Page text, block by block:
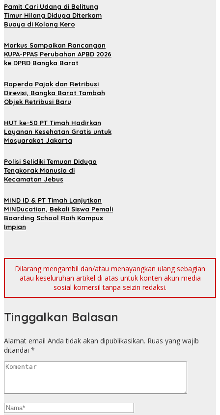
Pamit Cari Udang di Belitung
Timur Hilang Diduga Diterkam
Buaya di Kolong Kero
Markus Sampaikan Rancangan
KUPA-PPAS Perubahan APBD 2026
ke DPRD Bangka Barat
Raperda Pajak dan Retribusi
Direvisi, Bangka Barat Tambah
Objek Retribusi Baru
HUT ke-50 PT Timah Hadirkan
Layanan Kesehatan Gratis untuk
Masyarakat Jakarta
Polisi Selidiki Temuan Diduga
Tengkorak Manusia di
Kecamatan Jebus
MIND ID & PT Timah Lanjutkan
MINDucation, Bekali Siswa Pemali
Boarding School Raih Kampus
Impian
Dilarang mengambil dan/atau menayangkan ulang sebagian
atau keseluruhan artikel di atas untuk konten akun media
sosial komersil tanpa seizin redaksi.
Tinggalkan Balasan
Alamat email Anda tidak akan dipublikasikan. Ruas yang wajib
ditandai *